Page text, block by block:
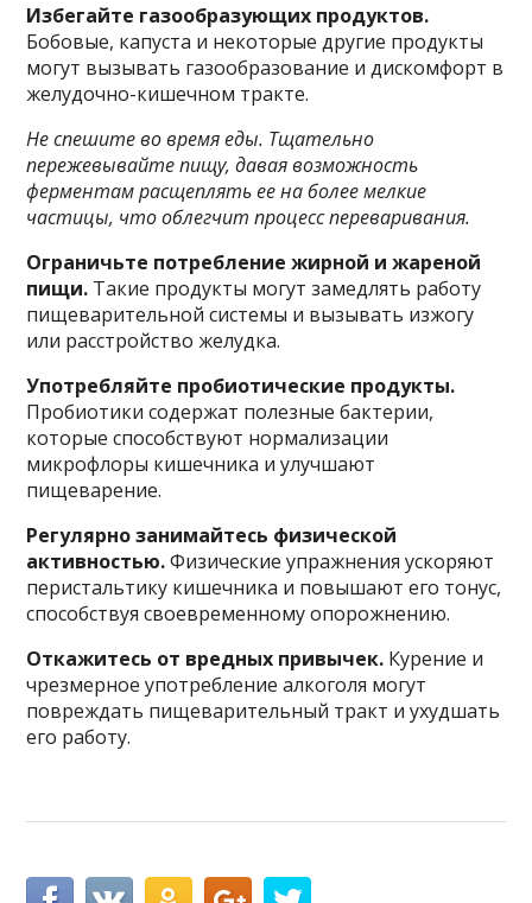
Избегайте газообразующих продуктов.
Бобовые, капуста и некоторые другие продукты
могут вызывать газообразование и дискомфорт в
желудочно-кишечном тракте.
Не спешите во время еды. Тщательно
пережевывайте пищу, давая возможность
ферментам расщеплять ее на более мелкие
частицы, что облегчит процесс переваривания.
Ограничьте потребление жирной и жареной
пищи. Такие продукты могут замедлять работу
пищеварительной системы и вызывать изжогу
или расстройство желудка.
Употребляйте пробиотические продукты.
Пробиотики содержат полезные бактерии,
которые способствуют нормализации
микрофлоры кишечника и улучшают
пищеварение.
Регулярно занимайтесь физической
активностью.Физические упражнения ускоряют
перистальтику кишечника и повышают его тонус,
способствуя своевременному опорожнению.
Откажитесь от вредных привычек. Курение и
чрезмерное употребление алкоголя могут
повреждать пищеварительный тракт и ухудшать
его работу.